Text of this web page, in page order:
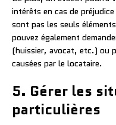
intérêts en cas de
sont pas les seuls
pouvez également
(huissier, avocat, etc.) ou
causées par le locataire.
5. Gérer les
particulières